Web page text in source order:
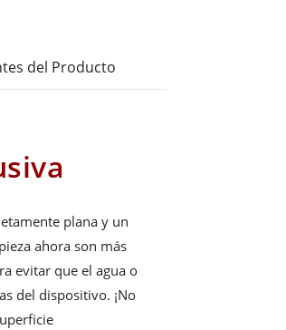
del Producto
plana y un
ahora son más
evitar que el agua o
del dispositivo. ¡No